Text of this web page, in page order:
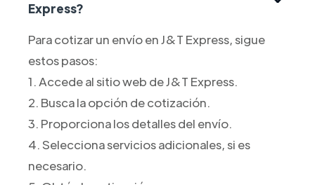
Express?
Para cotizar un envío en J&T Express, sigue
estos pasos:
1. Accede al sitio web de J&T Express.
2. Busca la opción de cotización.
3. Proporciona los detalles del envío.
4. Selecciona servicios adicionales, si es
necesario.